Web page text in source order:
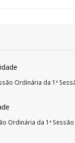
Ordinária da 1ª
Ordinária da 1ª